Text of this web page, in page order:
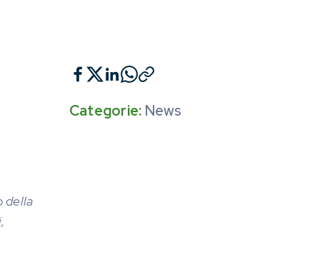
della
Categorie: News